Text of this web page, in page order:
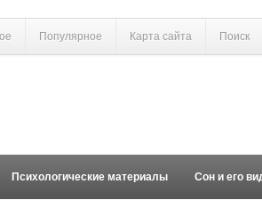
Популярное Карта сайта Поиск
Психологические материалы Сон и его